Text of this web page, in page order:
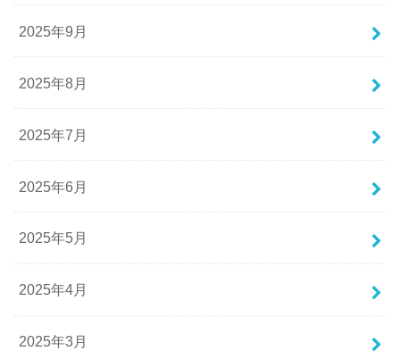
2025年9月
2025年8月
2025年7月
2025年6月
2025年5月
2025年4月
2025年3月